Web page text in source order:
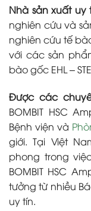
Nhà sản xuất uy
nghiên cứu và
nghiên cứu tế
với các sản
bào gốc EHL –
Được các
BOMBIT HSC
Bệnh viện và
giới. Tại Việt
phong trong
BOMBIT HSC
tưởng từ nhiều
uy tín.